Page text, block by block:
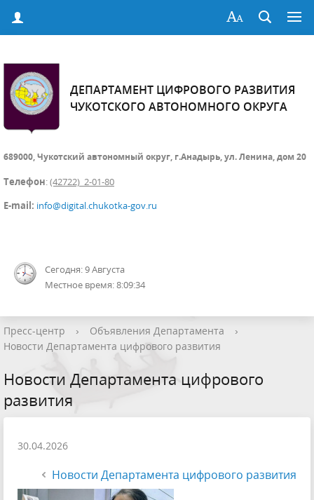
ДЕПАРТАМЕНТ ЦИФРОВОГО РАЗВИТИЯ
ЧУКОТСКОГО АВТОНОМНОГО ОКРУГА
689000, Чукотский автономный округ, г.Анадырь, ул. Ленина, дом 20
Телефон:(42722) 2-01-80
E-mail: info@digital.chukotka-gov.ru
Сегодня: 9 Августа
Местное время: 8:09:34
Пресс-центр › Объявления Департамента
›
Новости Департамента цифрового развития
Новости Департамента цифрового
развития
30.04.2026
Новости Департамента цифрового развития